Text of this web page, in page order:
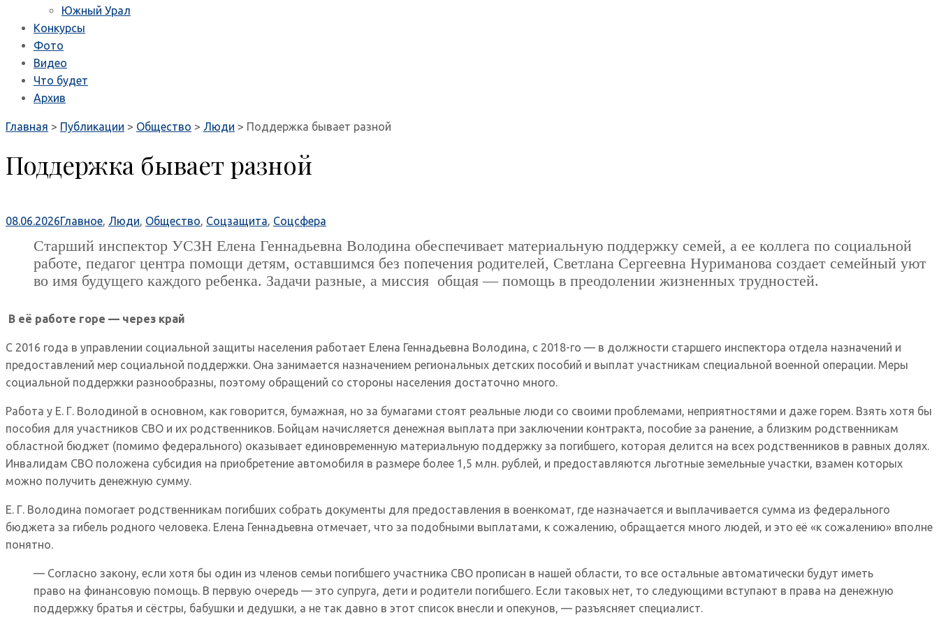
Южный Урал
Конкурсы
Фото
Видео
Что будет
Архив
Главная > Публикации > Общество > Люди > Поддержка бывает разной
Поддержка бывает разной
08.06.2026Главное, Люди, Общество, Соцзащита, Соцсфера
Старший инспектор УСЗН Елена Геннадьевна Володина обеспечивает материальную поддержку семей, а ее коллега по социальной
работе, педагог центра помощи детям, оставшимся без попечения родителей, Светлана Сергеевна Нуриманова создает семейный уют
во имя будущего каждого ребенка. Задачи разные, а миссия общая — помощь в преодолении жизненных трудностей.
В её работе горе — через край
С 2016 года в управлении социальной защиты населения работает Елена Геннадьевна Володина, с 2018-го — в должности старшего инспектора отдела назначений и
предоставлений мер социальной поддержки. Она занимается назначением региональных детских пособий и выплат участникам специальной военной операции. Меры
социальной поддержки разнообразны, поэтому обращений со стороны населения достаточно много.
Работа у Е. Г. Володиной в основном, как говорится, бумажная, но за бумагами стоят реальные люди со своими проблемами, неприятностями и даже горем. Взять хотя бы
пособия для участников СВО и их родственников. Бойцам начисляется денежная выплата при заключении контракта, пособие за ранение, а близким родственникам
областной бюджет (помимо федерального) оказывает единовременную материальную поддержку за погибшего, которая делится на всех родственников в равных долях.
Инвалидам СВО положена субсидия на приобретение автомобиля в размере более 1,5 млн. рублей, и предоставляются льготные земельные участки, взамен которых
можно получить денежную сумму.
Е. Г. Володина помогает родственникам погибших собрать документы для предоставления в военкомат, где назначается и выплачивается сумма из федерального
бюджета за гибель родного человека. Елена Геннадьевна отмечает, что за подобными выплатами, к сожалению, обращается много людей, и это её «к сожалению» вполне
понятно.
— Согласно закону, если хотя бы один из членов семьи погибшего участника СВО прописан в нашей области, то все остальные автоматически будут иметь
право на финансовую помощь. В первую очередь — это супруга, дети и родители погибшего. Если таковых нет, то следующими вступают в права на денежную
поддержку братья и сёстры, бабушки и дедушки, а не так давно в этот список внесли и опекунов, — разъясняет специалист.